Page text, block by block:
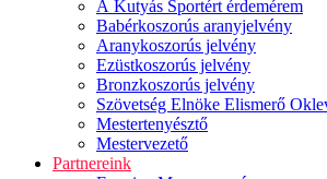
A Kutyás Sportért érdemérem
Babérkoszorús aranyjelvény
Aranykoszorús jelvény
Ezüstkoszorús jelvény
Bronzkoszorús jelvény
Szövetség Elnöke Elismerő
Mestertenyésztő
Mestervezető
Partnereink